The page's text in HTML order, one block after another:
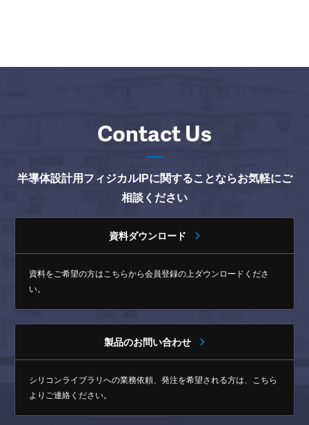
Contact Us
半導体設計用フィジカルIPに関することならお気軽にご
相談ください
資料ダウンロード
資料をご希望の方はこちらから会員登録の上ダウンロードくださ
い。
製品のお問い合わせ
シリコンライブラリへの業務依頼、発注を希望される方は、 こちら
よりご連絡ください。